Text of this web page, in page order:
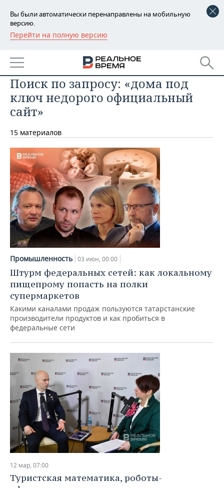
Вы были автоматически перенаправлены на мобильную
версию.
Перейти на полную версию
РЕГИОНЫ
БАШКОРТОСТАН
ТАТАРСТАН
УДМУРТИЯ
НОВОСТИ
АНАЛИТИКА
НОВОСТИ АНАЛИТИКИ
ДЕКЛАРАЦИИ О ДОХОДАХ
КОРОЛИ ГОСЗАКАЗА ПФО
ВУЗЫ ТАТАРСТАНА
КОМУ ПРИНАДЛЕЖАТ
ТОРГОВЫЕ ЦЕНТРЫ
ТАТАРСТАНА
ЭКОНОМИКА
НОВОСТИ ЭКОНОМИКИ
ФИНАНСЫ
БАНКИ
БЮДЖЕТ
ИНВЕСТИЦИИ
ПРОМЫШЛЕННОСТЬ
НОВОСТИ
ПРОМЫШЛЕННОСТИ
АГРОПРОМ
МАШИНОСТРОЕНИЕ
НЕФТЕХИМИЯ
НЕФТЬ
ОПК
ЭНЕРГЕТИКА
НЕДВИЖИМОСТЬ
НОВОСТИ НЕДВИЖИМОСТИ
АВТО
НОВОСТИ АВТО
БИЗНЕС
НОВОСТИ БИЗНЕСА
РОЗНИЧНАЯ ТОРГОВЛЯ
ТРАНСПОРТ
УСЛУГИ
ТЕХНОЛОГИИ
НОВОСТИ ТЕХНОЛОГИЙ
IT
МЕДИА
ТЕЛЕКОММУНИКАЦИИ
МЕРОПРИЯТИЯ
НОВОСТИ МЕРОПРИЯТИЙ
ВЫЕЗДНАЯ РЕДАКЦИЯ
БИЗНЕС-БРАНЧИ
ONLINE-КОНФЕРЕНЦИИ
ОТКРЫТАЯ ЛЕКЦИЯ
НОВОСТИ СПОРТА
ФУТБОЛ
ХОККЕЙ
БАСКЕТБОЛ
ВОЛЕЙБОЛ
КИБЕРСПОРТ
ФИГУРНОЕ КАТАНИЕ
ВОДНЫЕ ВИДЫ СПОРТА
ХОККЕЙ С МЯЧОМ
ОБЩЕСТВО
НОВОСТИ ОБЩЕСТВА
ВЛАСТЬ
ИНФРАСТРУКТУРА
ИСТОРИЯ
КУЛЬТУРА
МЕДИЦИНА
ОБРАЗОВАНИЕ
ПРОИСШЕСТВИЯ
ФОТОГАЛЕРЕЯ
СПРАВОЧНИК
СПИСОК ПЕРСОН
СПИСОК КОМПАНИЙ
ПОЛНАЯ ВЕРСИЯ
Поиск по запросу: «дома под
ключ недорого официальный
сайт»
15 материалов
Промышленность 03 июн, 00:00
Штурм федеральных сетей: как локальному
пищепрому попасть на полки
супермаркетов
Какими каналами продаж пользуются татарстанские
производители продуктов и как пробиться в
федеральные сети
12 мар, 07:00
Туристская математика, роботы-